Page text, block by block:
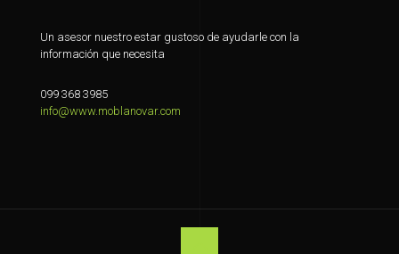
Un asesor nuestro estar gustoso de ayudarle con la
información que necesita
099 368 3985
info@www.moblanovar.com